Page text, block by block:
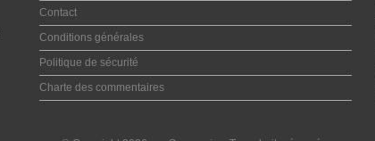
Contact
Conditions générales
Politique de sécurité
Charte des commentaires